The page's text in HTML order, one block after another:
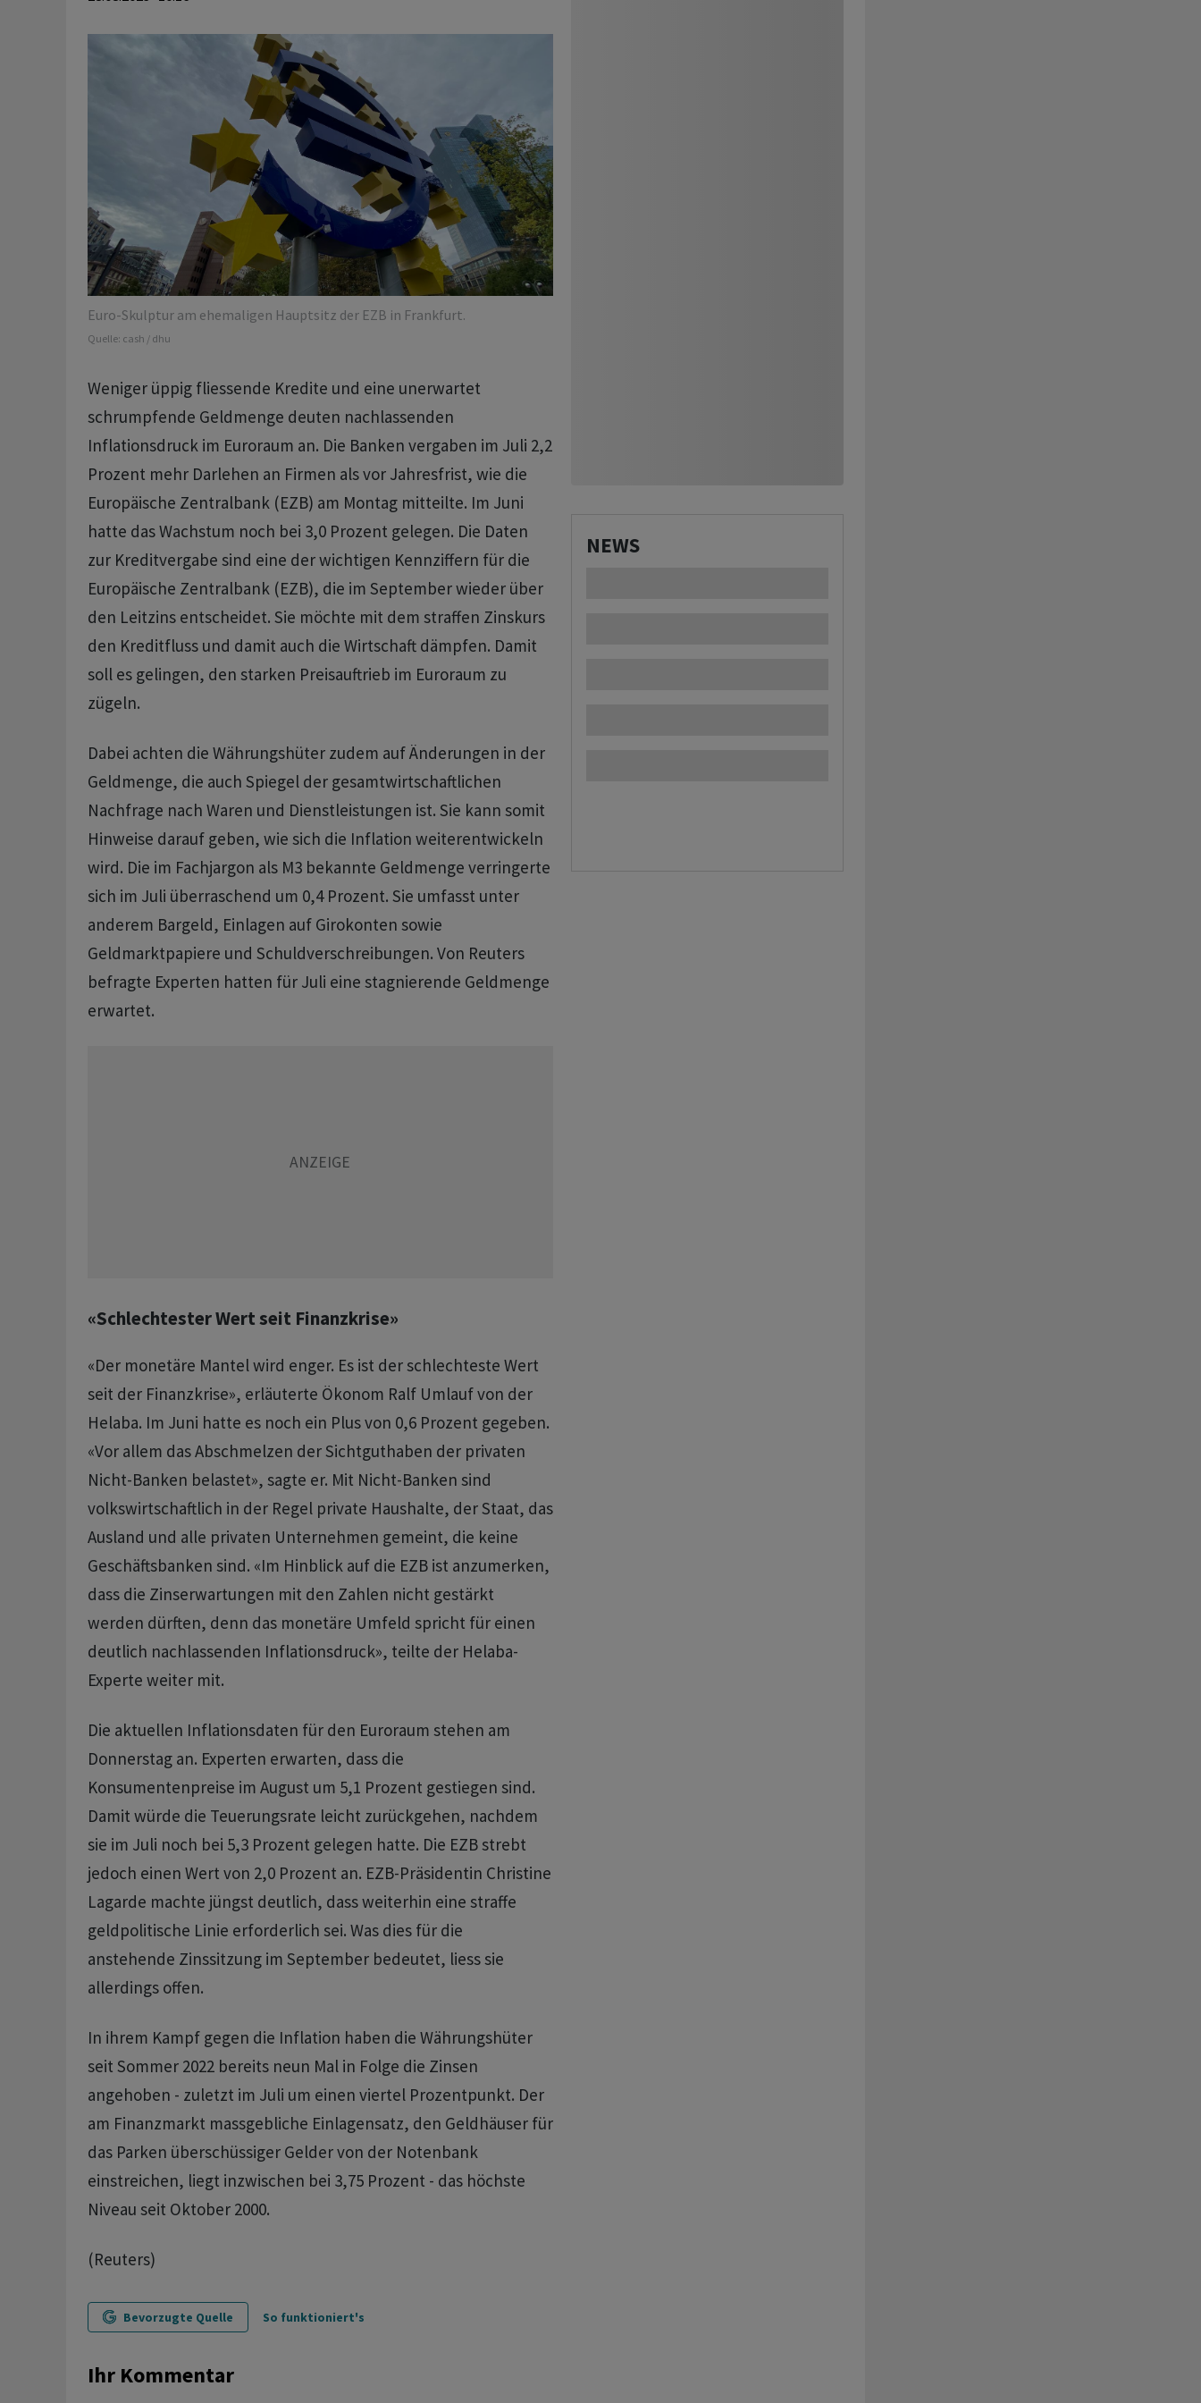
Euro-Skulptur am ehemaligen Hauptsitz der EZB in Frankfurt.
Quelle: cash / dhu
Weniger üppig fliessende Kredite und eine unerwartet
schrumpfende Geldmenge deuten nachlassenden
Inflationsdruck im Euroraum an. Die Banken vergaben im Juli 2,2
Prozent mehr Darlehen an Firmen als vor Jahresfrist, wie die
Europäische Zentralbank (EZB) am Montag mitteilte. Im Juni
hatte das Wachstum noch bei 3,0 Prozent gelegen. Die Daten
zur Kreditvergabe sind eine der wichtigen Kennziffern für die
Europäische Zentralbank (EZB), die im September wieder über
den Leitzins entscheidet. Sie möchte mit dem straffen Zinskurs
den Kreditfluss und damit auch die Wirtschaft dämpfen. Damit
soll es gelingen, den starken Preisauftrieb im Euroraum zu
zügeln.
Dabei achten die Währungshüter zudem auf Änderungen in der
Geldmenge, die auch Spiegel der gesamtwirtschaftlichen
Nachfrage nach Waren und Dienstleistungen ist. Sie kann somit
Hinweise darauf geben, wie sich die Inflation weiterentwickeln
wird. Die im Fachjargon als M3 bekannte Geldmenge verringerte
sich im Juli überraschend um 0,4 Prozent. Sie umfasst unter
anderem Bargeld, Einlagen auf Girokonten sowie
Geldmarktpapiere und Schuldverschreibungen. Von Reuters
befragte Experten hatten für Juli eine stagnierende Geldmenge
erwartet.
«Schlechtester Wert seit Finanzkrise»
«Der monetäre Mantel wird enger. Es ist der schlechteste Wert
seit der Finanzkrise», erläuterte Ökonom Ralf Umlauf von der
Helaba. Im Juni hatte es noch ein Plus von 0,6 Prozent gegeben.
«Vor allem das Abschmelzen der Sichtguthaben der privaten
Nicht-Banken belastet», sagte er. Mit Nicht-Banken sind
volkswirtschaftlich in der Regel private Haushalte, der Staat, das
Ausland und alle privaten Unternehmen gemeint, die keine
Geschäftsbanken sind. «Im Hinblick auf die EZB ist anzumerken,
dass die Zinserwartungen mit den Zahlen nicht gestärkt
werden dürften, denn das monetäre Umfeld spricht für einen
deutlich nachlassenden Inflationsdruck», teilte der Helaba-
Experte weiter mit.
Die aktuellen Inflationsdaten für den Euroraum stehen am
Donnerstag an. Experten erwarten, dass die
Konsumentenpreise im August um 5,1 Prozent gestiegen sind.
Damit würde die Teuerungsrate leicht zurückgehen, nachdem
sie im Juli noch bei 5,3 Prozent gelegen hatte. Die EZB strebt
jedoch einen Wert von 2,0 Prozent an. EZB-Präsidentin Christine
Lagarde machte jüngst deutlich, dass weiterhin eine straffe
geldpolitische Linie erforderlich sei. Was dies für die
anstehende Zinssitzung im September bedeutet, liess sie
allerdings offen.
In ihrem Kampf gegen die Inflation haben die Währungshüter
seit Sommer 2022 bereits neun Mal in Folge die Zinsen
angehoben - zuletzt im Juli um einen viertel Prozentpunkt. Der
am Finanzmarkt massgebliche Einlagensatz, den Geldhäuser für
das Parken überschüssiger Gelder von der Notenbank
einstreichen, liegt inzwischen bei 3,75 Prozent - das höchste
Niveau seit Oktober 2000.
(Reuters)
Bevorzugte Quelle So funktioniert's
Ihr Kommentar
NEWS